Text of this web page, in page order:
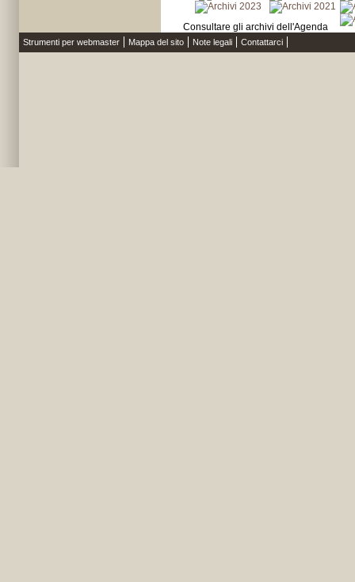
Consultare gli archivi dell'Agenda
Strumenti per webmaster Mappa del sito Note legali Contattarci